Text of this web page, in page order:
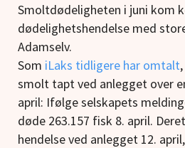
Smoltdødeligheten i juni kom
dødelighetshendelse med
Adamselv.
Som iLaks tidligere har omtalt
smolt tapt ved anlegget over
april: Ifølge selskapets
døde 263.157 fisk 8. april.
hendelse ved anlegget 12.